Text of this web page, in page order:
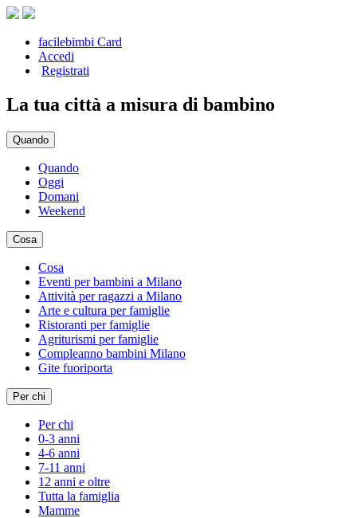
facilebimbi Card
Accedi
Registrati
La tua città a misura di bambino
Quando
Quando
Oggi
Domani
Weekend
Cosa
Cosa
Eventi per bambini a Milano
Attività per ragazzi a Milano
Arte e cultura per famiglie
Ristoranti per famiglie
Agriturismi per famiglie
Compleanno bambini Milano
Gite fuoriporta
Per chi
Per chi
0-3 anni
4-6 anni
7-11 anni
12 anni e oltre
Tutta la famiglia
Mamme